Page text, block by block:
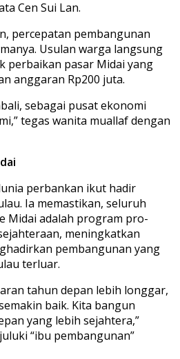
Cen Sui Lan.
percepatan pembangunan
Usulan warga langsung
perbaikan pasar Midai yang
anggaran Rp200 juta.
sebagai pusat ekonomi
tegas wanita muallaf dengan
perbankan ikut hadir
Ia memastikan, seluruh
Midai adalah program pro-
meningkatkan
pembangunan yang
terluar.
tahun depan lebih longgar,
baik. Kita bangun
yang lebih sejahtera,”
“ibu pembangunan”